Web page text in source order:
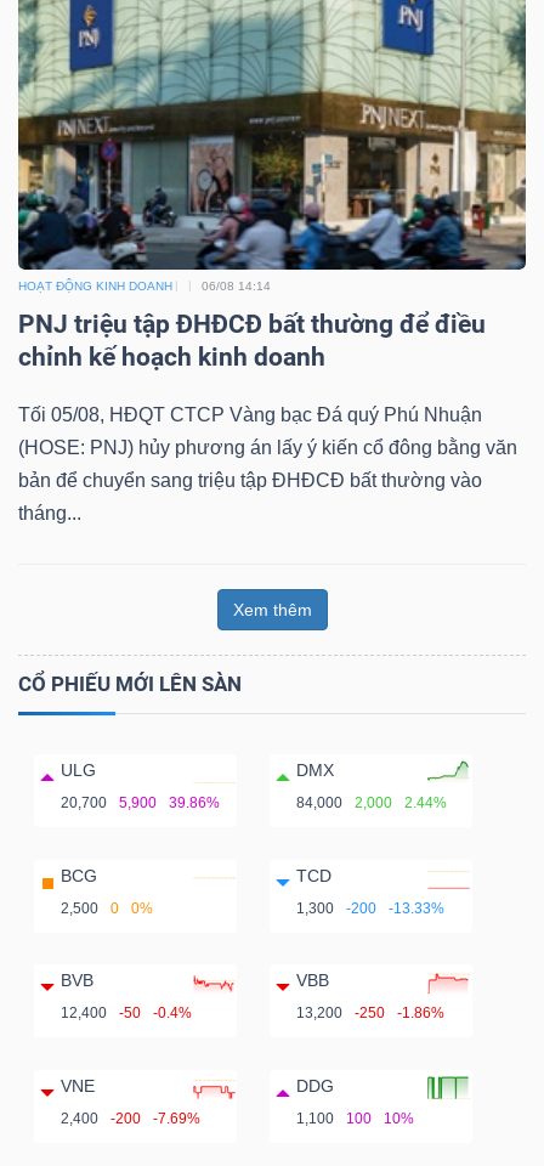
HOẠT ĐỘNG KINH DOANH 06/08 14:14
PNJ triệu tập ĐHĐCĐ bất thường để điều
chỉnh kế hoạch kinh doanh
Tối 05/08, HĐQT CTCP Vàng bạc Đá quý Phú Nhuận
(HOSE: PNJ) hủy phương án lấy ý kiến cổ đông bằng văn
bản để chuyển sang triệu tập ĐHĐCĐ bất thường vào
tháng...
Xem thêm
CỔ PHIẾU MỚI LÊN SÀN
ULG
20,700 5,900 39.86%
DMX
84,000 2,000 2.44%
BCG
2,500 0 0%
TCD
1,300 -200 -13.33%
BVB
12,400 -50 -0.4%
VBB
13,200 -250 -1.86%
VNE
2,400 -200 -7.69%
DDG
1,100 100 10%